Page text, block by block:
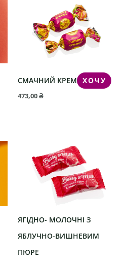
СМАЧНИЙ КРЕМ ХОЧУ
473,00₴
ЯГІДНО- МОЛОЧНІ З
ЯБЛУЧНО-ВИШНЕВИМ
ПЮРЕ